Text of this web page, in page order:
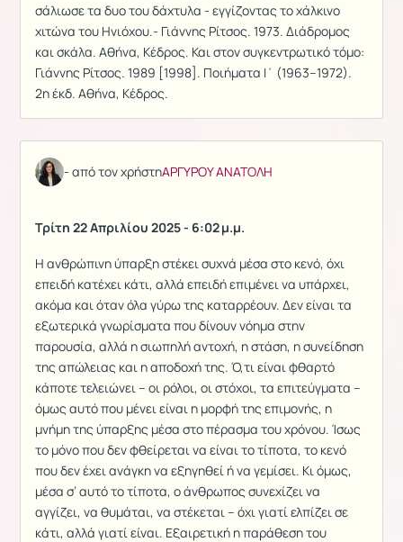
σάλιωσε τα δυο του δάχτυλα - εγγίζοντας το χάλκινο
χιτώνα του Ηνιόχου.- Γιάννης Ρίτσος. 1973. Διάδρομος
και σκάλα. Αθήνα, Κέδρος. Και στον συγκεντρωτικό τόμο:
Γιάννης Ρίτσος. 1989 [1998]. Ποιήματα Ι΄ (1963–1972).
2η έκδ. Αθήνα, Κέδρος.
- από τον χρήστηΑΡΓΥΡΟΥ ΑΝΑΤΟΛΗ
Τρίτη 22 Απριλίου 2025 - 6:02 μ.μ.
Η ανθρώπινη ύπαρξη στέκει συχνά μέσα στο κενό, όχι
επειδή κατέχει κάτι, αλλά επειδή επιμένει να υπάρχει,
ακόμα και όταν όλα γύρω της καταρρέουν. Δεν είναι τα
εξωτερικά γνωρίσματα που δίνουν νόημα στην
παρουσία, αλλά η σιωπηλή αντοχή, η στάση, η συνείδηση
της απώλειας και η αποδοχή της. Ό,τι είναι φθαρτό
κάποτε τελειώνει – οι ρόλοι, οι στόχοι, τα επιτεύγματα –
όμως αυτό που μένει είναι η μορφή της επιμονής, η
μνήμη της ύπαρξης μέσα στο πέρασμα του χρόνου. Ίσως
το μόνο που δεν φθείρεται να είναι το τίποτα, το κενό
που δεν έχει ανάγκη να εξηγηθεί ή να γεμίσει. Κι όμως,
μέσα σ’ αυτό το τίποτα, ο άνθρωπος συνεχίζει να
αγγίζει, να θυμάται, να στέκεται – όχι γιατί ελπίζει σε
κάτι, αλλά γιατί είναι. Εξαιρετική η παράθεση του